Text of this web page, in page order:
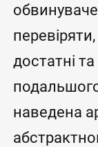
достатні
наведена